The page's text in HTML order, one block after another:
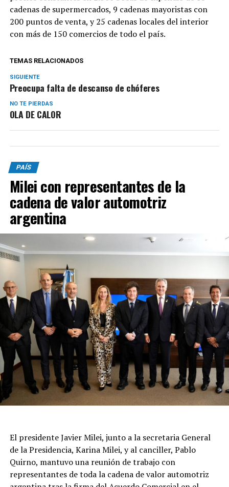
cadenas de supermercados, 9 cadenas mayoristas con
200 puntos de venta, y 25 cadenas locales del interior
con más de 150 comercios de todo el país.
TEMAS RELACIONADOS
SIGUIENTE
Preocupa falta de descanso de chóferes
NO TE PIERDAS
OLA DE CALOR
PAÍS
Milei con representantes de la
cadena de valor automotriz
argentina
El presidente Javier Milei, junto a la secretaria General
de la Presidencia, Karina Milei, y al canciller, Pablo
Quirno, mantuvo una reunión de trabajo con
representantes de toda la cadena de valor automotriz